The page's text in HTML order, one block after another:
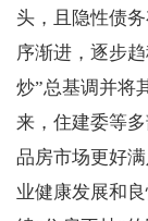
头，且隐性债
序渐进，逐步
炒”总基调并将
来，住建委等
品房市场更好
业健康发展和